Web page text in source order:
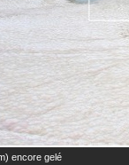
encore gelé